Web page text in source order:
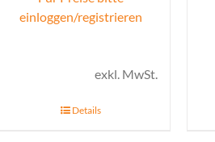
einloggen/registrieren
exkl. MwSt.
Details